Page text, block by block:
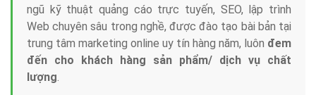
ngũ kỹ thuật quảng cáo trực tuyến, SEO, lập trình
Web chuyên sâu trong nghề, được đào tạo bài bản tại
trung tâm marketing online uy tín hàng năm, luôn đem
đến cho khách hàng sản phẩm/ dịch vụ chất
lượng.